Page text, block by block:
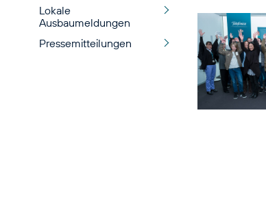
Lokale
Ausbaumeldungen
Pressemitteilungen